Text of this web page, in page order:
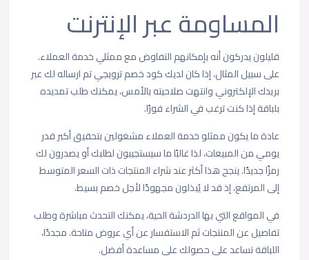
المساومة عبر الإنترنت
قليلون يدركون أنه بإمكانهم التفاوض مع ممثلي خدمة العملاء.
على سبيل المثال، إذا كان لديك كود خصم ترويجي تم ارساله لك عبر
بريدك الإلكتروني وانتهت صلاحيته بالأمس، يمكنك طلب تمديده
بلباقة إذا كنت ترغب في الشراء فورًا.
عادة ما يكون ممثلو خدمة العملاء مشغولين بتحقيق أكبر قدر
يومي من المبيعات، لذا غالبًا ما سيستجيبون لطلبك أو يصدرون لك
رمزًا جديدًا. ينجح هذا أكثر عند شراء المنتجات ذات السعر المتوسط
إلى المرتفع، إذ قد لا يُبذلون مجهودًا لأجل خصم بسيط.
في المواقع التي بها الدردشة الحية، يمكنك التحدث مباشرة وطلب
تفاصيل عن المنتجات ثم الاستفسار عن أي عروض متاحة. مجددًا،
اللباقة تساعد على حصولك على مساعدة أفضل.